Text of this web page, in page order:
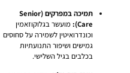
תמיכה במפרקים (Senior
Care):
מועשר בגלוקוזאמין
וכונדרואיטין לשמירה על סחוסים
גמישים ושיפור התנועתיות
בכלבים בגיל השלישי.